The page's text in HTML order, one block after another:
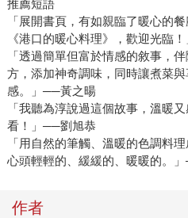
推薦短語
「展開書頁，有如親臨了暖心的
《港口的暖心料理》，歡迎光臨
「透過簡單但富於情感的敘事，
方，添加神奇調味，同時讓煮菜
感。」──黃之暘
「我聽為淳說過這個故事，溫暖
看！」──劉旭恭
「用自然的筆觸、溫暖的色調料
心頭輕輕的、緩緩的、暖暖的。
作者